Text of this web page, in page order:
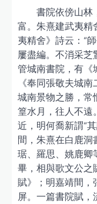
書院依傍山林
富。朱熹建武夷精
夷精舍》詩云：“
屢盡編。不消采芝
管城南書院，有《
《奉同張敬夫城
城南景物之勝，常
篁水月，往人不遠
近，明何喬新謂“
間，朱熹在白鹿
琚、羅思、姚鹿卿
畢，相與歌文公之
賦》；明嘉靖間，
屏。一篇書院賦，